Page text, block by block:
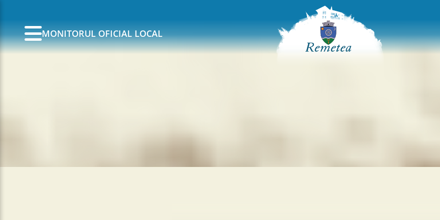
MONITORUL OFICIAL LOCAL